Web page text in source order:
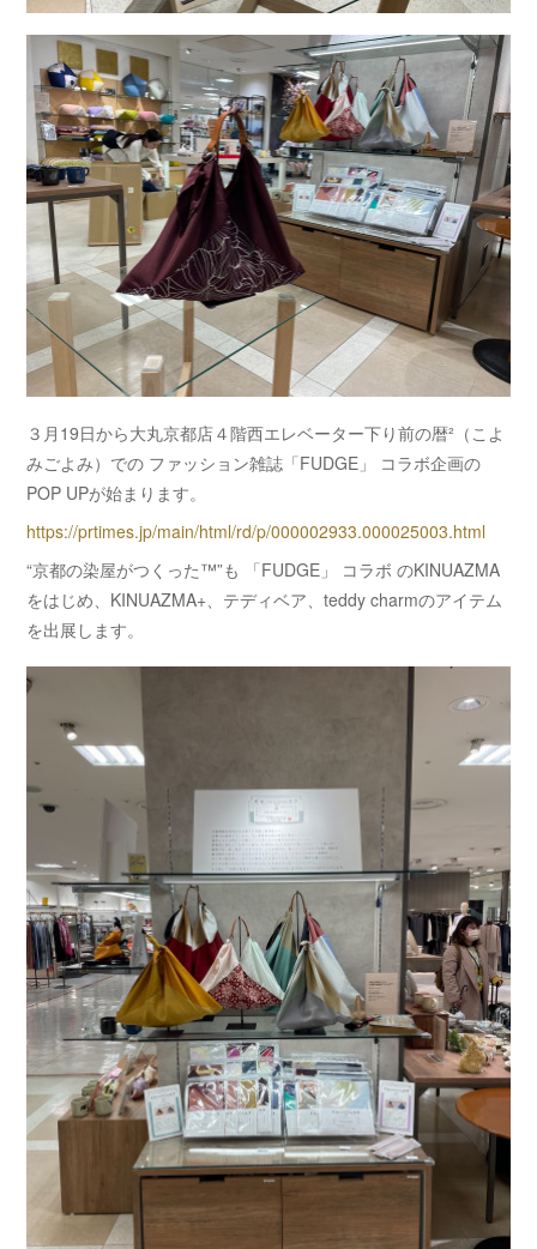
３月19日から大丸京都店４階西エレベーター下り前の暦²（こよ
みごよみ）での ファッション雑誌「FUDGE」 コラボ企画の
POP UPが始まります。
https://prtimes.jp/main/html/rd/p/000002933.000025003.html
“京都の染屋がつくった™”も 「FUDGE」 コラボ のKINUAZMA
をはじめ、KINUAZMA+、テディベア、teddy charmのアイテム
を出展します。